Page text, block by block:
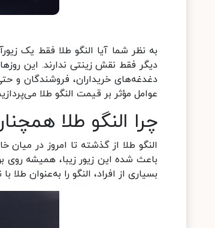
به نظر شما آیا النگو طلا فقط یک
دیگر فقط نقش زینتی ندارند. این
دغدغه‌های خریداران، فروشندگان و
عوامل مؤثر بر قیمت النگو طلا
چرا النگو طلا
النگو طلا از گذشته تا امروز در
باعث شده این زیور زیبا، همیشه
بسیاری از افراد، النگو را به‌عنوان